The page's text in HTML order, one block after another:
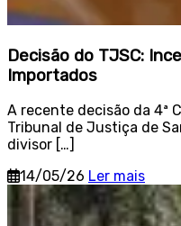
Decisão do TJSC:
Importados
A recente decisão da 4ª
Tribunal de Justiça de
divisor […]
14/05/26 Ler mais